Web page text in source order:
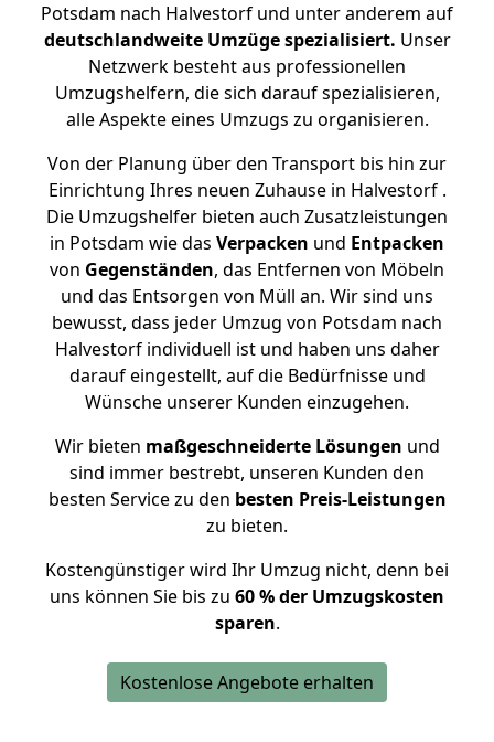
Potsdam nach Halvestorf und unter anderem auf
deutschlandweite Umzüge spezialisiert. Unser
Netzwerk besteht aus professionellen
Umzugshelfern, die sich darauf spezialisieren,
alle Aspekte eines Umzugs zu organisieren.
Von der Planung über den Transport bis hin zur
Einrichtung Ihres neuen Zuhause in Halvestorf .
Die Umzugshelfer bieten auch Zusatzleistungen
in Potsdam wie das Verpacken und Entpacken
von Gegenständen, das Entfernen von Möbeln
und das Entsorgen von Müll an. Wir sind uns
bewusst, dass jeder Umzug von Potsdam nach
Halvestorf individuell ist und haben uns daher
darauf eingestellt, auf die Bedürfnisse und
Wünsche unserer Kunden einzugehen.
Wir bieten maßgeschneiderte Lösungen und
sind immer bestrebt, unseren Kunden den
besten Service zu den besten Preis-Leistungen
zu bieten.
Kostengünstiger wird Ihr Umzug nicht, denn bei
uns können Sie bis zu 60 % der Umzugskosten
sparen.
Kostenlose Angebote erhalten